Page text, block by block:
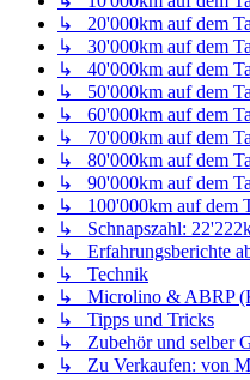
↳ 20'000km auf dem
↳ 30'000km auf dem
↳ 40'000km auf dem
↳ 50'000km auf dem
↳ 60'000km auf dem
↳ 70'000km auf dem
↳ 80'000km auf dem
↳ 90'000km auf dem
↳ 100'000km auf dem
↳ Schnapszahl:
↳ Erfahrungsberichte
↳ Technik
↳ Microlino & ABRP
↳ Tipps und Tricks
↳ Zubehör und selber
↳ Zu Verkaufen: von